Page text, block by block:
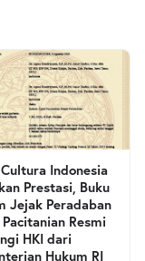
Indonesia
Prestasi, Buku
Jejak Peradaban
Resmi
HKI dari
Hukum RI